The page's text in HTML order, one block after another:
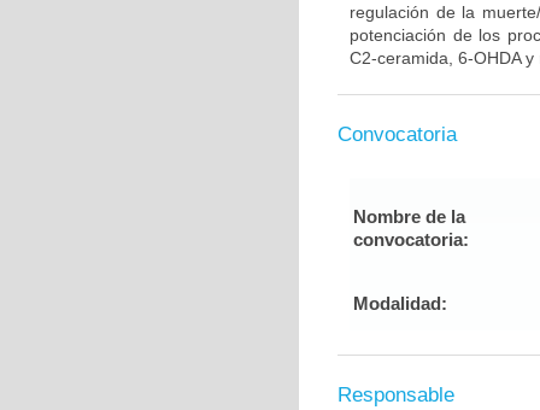
regulación de la
potenciación de los
C2-ceramida, 6-OHDA
Convocatoria
Nombre de la
convocatoria:
Modalidad:
Responsable